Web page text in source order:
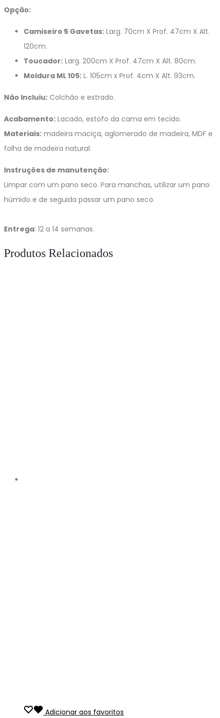
Opção:
Camiseiro 5 Gavetas: Larg. 70cm X Prof. 47cm X Alt.
120cm.
Toucador: Larg. 200cm X Prof. 47cm X Alt. 80cm.
Moldura ML 105: L. 105cm x Prof. 4cm X Alt. 93cm.
Não Incluiu: Colchão e estrado.
Acabamento: Lacado, estofo da cama em tecido.
Materiais: madeira maciça, aglomerado de madeira, MDF e
folha de madeira natural.
Instruções de manutenção:
Limpar com um pano seco. Para manchas, utilizar um pano
húmido e de seguida passar um pano seco.
Entrega: 12 a 14 semanas.
Produtos Relacionados
Adicionar aos favoritos